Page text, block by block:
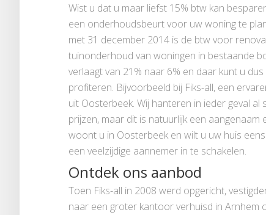
Wist u dat u maar liefst 15% btw kan
een onderhoudsbeurt voor uw woning te
met 31 december 2014 is de btw voor
tuinonderhoud van woningen in bestaande
verlaagt van 21% naar 6% en daar kunt u
profiteren. Bijvoorbeeld bij Fiks-all, een
uit Oosterbeek. Wij hanteren in ieder geval al
prijzen, maar dit is natuurlijk een aangenaam
woont u in Oosterbeek en wilt u uw huis
een veelzijdige aannemer in te schakelen.
Ontdek ons aanbod
Toen Fiks-all in 2008 werd opgericht,
naar een groter kantoor verhuisd in